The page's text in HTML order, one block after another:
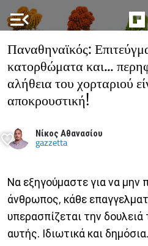
menu_open
Παναθηναϊκός:
κατορθώματα και...
αλήθεια του χορταριού
αποκρουστική!
Νίκος Αθανασίου
gazzetta
Να εξηγούμαστε για να
άνθρωπος, κάθε
υπερασπίζεται την
αυτής. Ιδιωτικά και δημόσια.